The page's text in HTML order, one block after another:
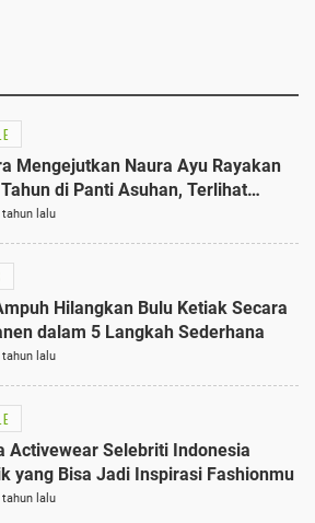
Mengejutkan Naura Ayu Rayakan
di Panti Asuhan, Terlihat
dengan Kaftan Cokelat
lalu
Hilangkan Bulu Ketiak Secara
dalam 5 Langkah Sederhana
lalu
Activewear Selebriti Indonesia
yang Bisa Jadi Inspirasi Fashionmu
lalu